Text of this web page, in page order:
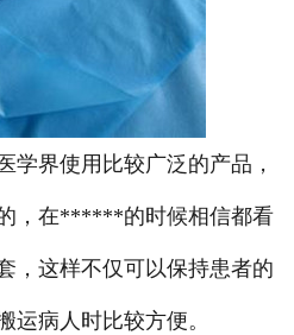
产品中心
新闻中心
人才招聘
在线留言
联系我们
学界使用比较广泛的产品，
，在******的时候相信都看
，这样不仅可以保持患者的
运病人时比较方便。